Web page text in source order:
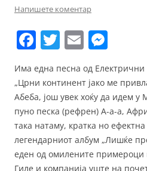
Напишете коментар
F
c
e
b
o
o
T
itt
er
E
m
ai
l
ss
e
n
g
er
Има една песна од Електрични
„Црни континент јако ме
Абеба, још увек хоќу да идем
пуно песка (рефрен) А-а-а,
така натаму, кратка но
легендарниот албум „Лишќе
еден од омилените
Гиле и компанија уште на